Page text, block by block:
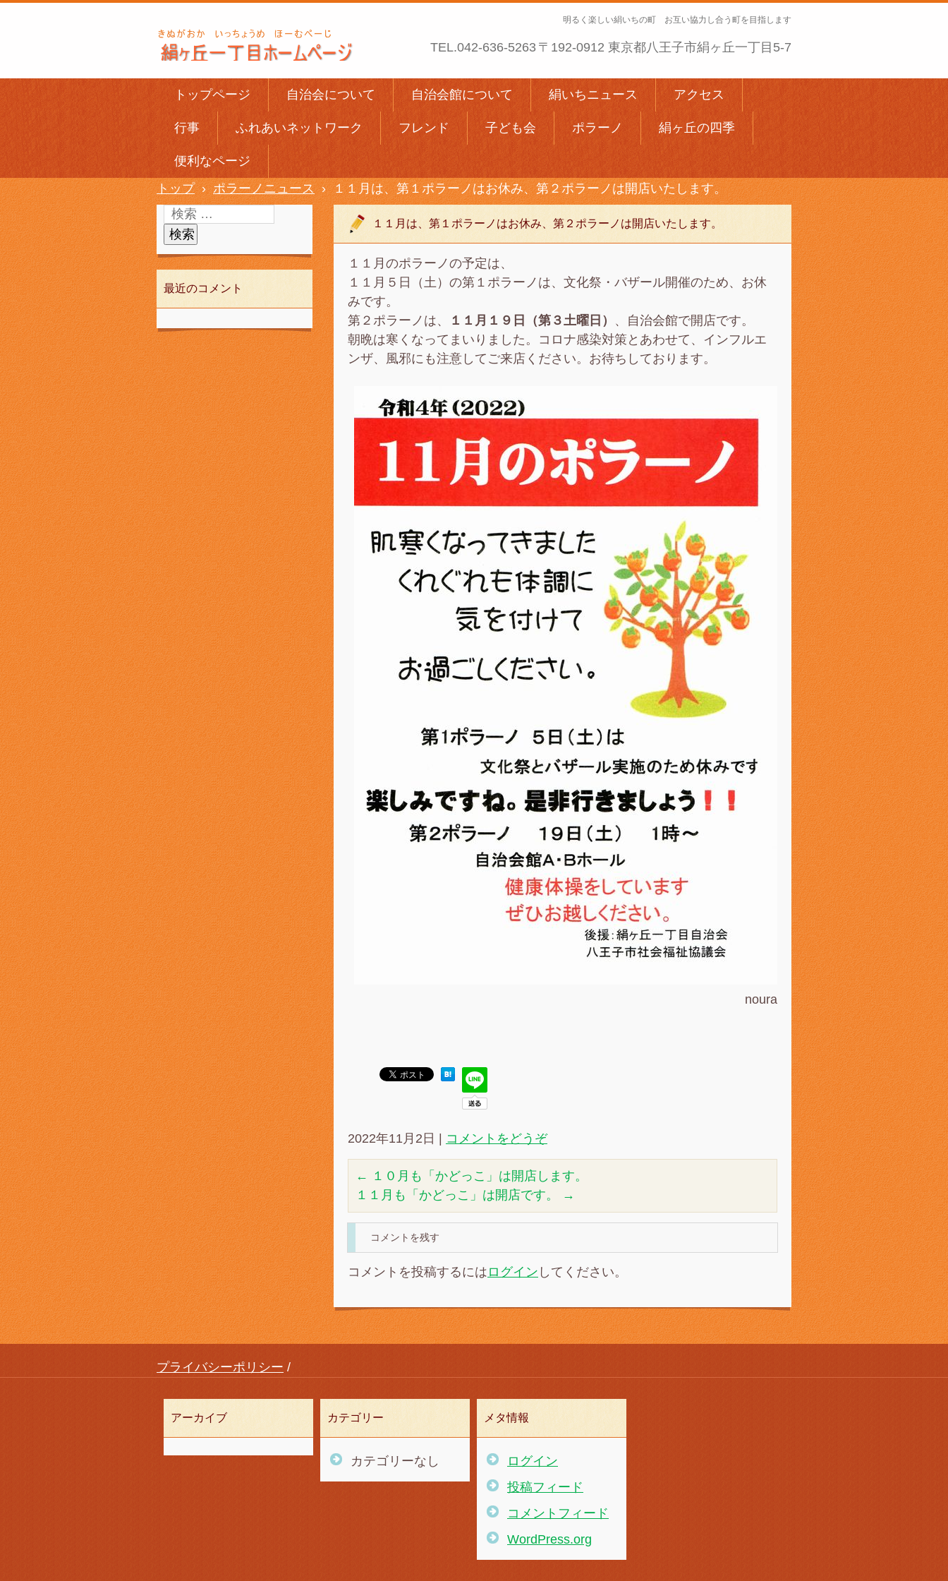
明るく楽しい絹いちの町 お互い協力し合う町を目指します
TEL.042-636-5263 〒192-0912 東京都八王子市絹ヶ丘一丁目5-7
トップページ 自治会について 自治会館について 絹いちニュース アクセス
行事 ふれあいネットワーク フレンド 子ども会 ポラーノ 絹ヶ丘の四季
便利なページ
トップ › ポラーノニュース › １１月は、第１ポラーノはお休み、第２ポラーノは開店いたします。
１１月は、第１ポラーノはお休み、第２ポラーノは開店いたします。
１１月のポラーノの予定は、
１１月５日（土）の第１ポラーノは、文化祭・バザール開催のため、お休
みです。
第２ポラーノは、
１１月１９日（第３土曜日） 、自治会館で開店です。
朝晩は寒くなってまいりました。コロナ感染対策とあわせて、インフルエ
ンザ、風邪にも注意してご来店ください。お待ちしております。
noura
2022年11月2日 コメントをどうぞ
← １０月も「かどっこ」は開店します。
１１月も「かどっこ」は開店です。
→
コメントを残す
コメントを投稿するには ログイン してください。
最近のコメント
プライバシーポリシー
アーカイブ カテゴリー
カテゴリーなし
メタ情報
ログイン
投稿フィード
コメントフィード
WordPress.org